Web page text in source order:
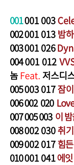
001001 003
002001 013밤
003001 026
004001 012
놈Feat. 저스디
005003 017잠
006002 020
007005 003 이
008002 030취
009002 017힘
010001 041에잇